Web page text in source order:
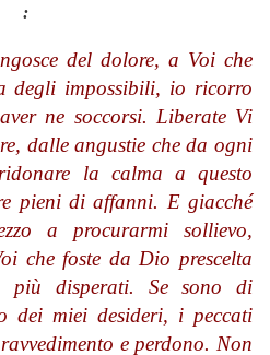
:
del dolore, a Voi che
degli impossibili, io ricorro
ne soccorsi. Liberate Vi
dalle angustie che da ogni
la calma a questo
pieni di affanni. E giacché
a procurarmi sollievo,
che foste da Dio prescelta
più disperati. Se sono di
dei miei desideri, i peccati
e perdono. Non